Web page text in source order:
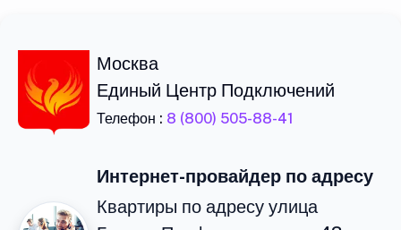
Москва
Единый Центр Подключений
Телефон : 8 (800) 505-88-41
Интернет-провайдер по адресу
Квартиры по адресу улица